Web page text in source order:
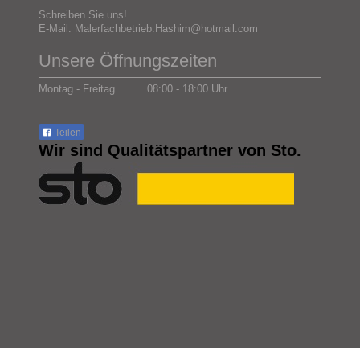
Schreiben Sie uns!
E-Mail: Malerfachbetrieb.Hashim@hotmail.com
Unsere Öffnungszeiten
Montag - Freitag 08:00 - 18:00 Uhr
Teilen
Wir sind Qualitätspartner von Sto.